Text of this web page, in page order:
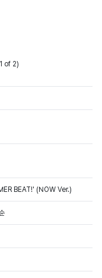
of 2)
BEAT!' (NOW Ver.)